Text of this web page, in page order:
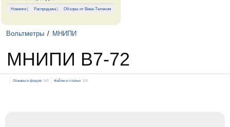
Новинки | Распродажа| Обзоры от Вива-Телеком
Вольтметры / МНИПИ
МНИПИ В7-72
Отзывы и форум 0/0 Файлы и статьи 1/0